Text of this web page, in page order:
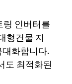
링 인버터를
형건물 지
화합니다.
도 최적화된